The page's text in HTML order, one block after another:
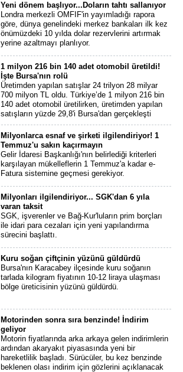
Yeni dönem başlıyor...Doların tahtı sallanıyor
Londra merkezli OMFIF'in yayımladığı rapora
göre, dünya genelindeki merkez bankaları ilk kez
önümüzdeki 10 yılda dolar rezervlerini artırmak
yerine azaltmayı planlıyor.
1 milyon 216 bin 140 adet otomobil üretildi!
İşte Bursa'nın rolü
Üretimden yapılan satışlar 24 trilyon 28 milyar
700 milyon TL oldu. Türkiye’de 1 milyon 216 bin
140 adet otomobil üretilirken, üretimden yapılan
satışların yüzde 29,8'i Bursa'dan gerçekleşti
Milyonlarca esnaf ve şirketi ilgilendiriyor! 1
Temmuz'u sakın kaçırmayın
Gelir İdaresi Başkanlığı'nın belirlediği kriterleri
karşılayan mükelleflerin 1 Temmuz'a kadar e-
Fatura sistemine geçmesi gerekiyor.
Milyonları ilgilendiriyor... SGK'dan 6 yıla
varan taksit
SGK, işverenler ve Bağ-Kur'luların prim borçları
ile idari para cezaları için yeni yapılandırma
sürecini başlattı.
Kuru soğan çiftçinin yüzünü güldürdü
Bursa'nın Karacabey ilçesinde kuru soğanın
tarlada kilogram fiyatının 10-12 liraya ulaşması
bölge üreticisinin yüzünü güldürdü.
Motorinden sonra sıra benzinde! İndirim
geliyor
Motorin fiyatlarında arka arkaya gelen indirimlerin
ardından akaryakıt piyasasında yeni bir
hareketlilik başladı. Sürücüler, bu kez benzinde
beklenen olası indirim için gözlerini açıklanacak